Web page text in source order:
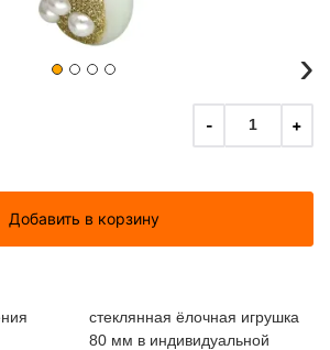
›
- 1 +
Добавить в корзину
стеклянная ёлочная игрушка
80 мм в индивидуальной